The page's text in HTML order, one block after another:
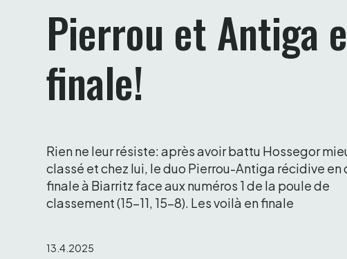
Pierrou et Antiga
finale!
Rien ne leur résiste: après avoir battu Hossegor
classé et chez lui, le duo Pierrou-Antiga récidive en
finale à Biarritz face aux numéros 1 de la poule de
classement (15-11, 15-8). Les voilà en finale
13.4.2025